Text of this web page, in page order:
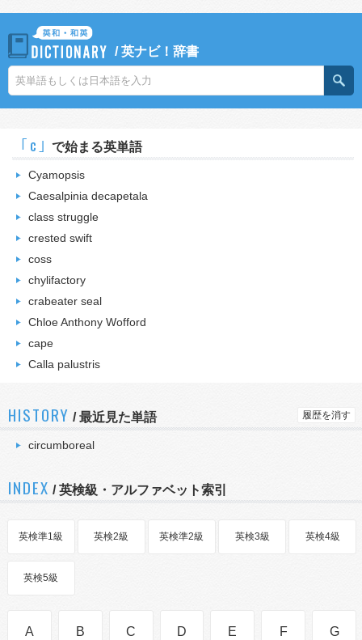
/英ナビ！辞書
｢c｣ で始まる英単語
Cyamopsis
Caesalpinia decapetala
class struggle
crested swift
coss
chylifactory
crabeater seal
Chloe Anthony Wofford
cape
Calla palustris
HISTORY /最近見た単語 履歴を消す
circumboreal
INDEX / 英検級・アルファベット索引
英検準1級 英検2級 英検準2級 英検3級 英検4級
英検5級
A B C D E F G